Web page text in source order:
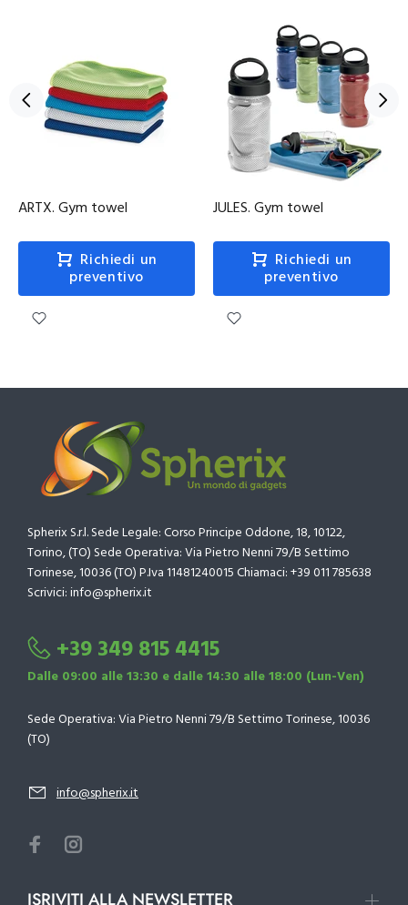
ARTX. Gym towel
Richiedi un
preventivo
JULES. Gym towel
Richiedi un
preventivo
Spherix S.r.l. Sede Legale: Corso Principe Oddone, 18, 10122,
Torino, (TO) Sede Operativa: Via Pietro Nenni 79/B Settimo
Torinese, 10036 (TO) P.Iva 11481240015 Chiamaci: +39 011 785638
Scrivici: info@spherix.it
+39 349 815 4415
Dalle 09:00 alle 13:30 e dalle 14:30 alle 18:00 (Lun-Ven)
Sede Operativa: Via Pietro Nenni 79/B Settimo Torinese, 10036
(TO)
info@spherix.it
ISRIVITI ALLA NEWSLETTER